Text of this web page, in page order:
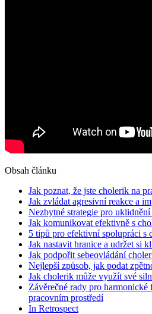
Obsah článku
Jak poznat, že jste cholerik na
Jak zvládat agresivní reakce a
Nezbytné strategie pro
Jak komunikovat efektivně s
5 tipů pro efektivní spolupráci s
Jak nastavit hranice a udržet si
Jak podpořit sebeovládání
Nejlepší způsob, jak podat
Jak cholerik může využít své
Závěrečné rady pro
pracovním prostředí
In Retrospect